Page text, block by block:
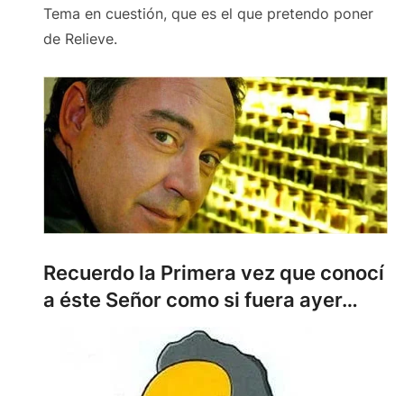
Tema en cuestión, que es el que pretendo poner
de Relieve.
Recuerdo la Primera vez que conocí
a éste Señor como si fuera ayer…